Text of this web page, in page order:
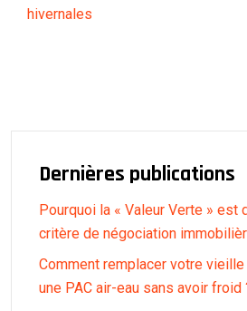
hivernales
Dernières publications
Pourquoi la « Valeur Verte » est
critère de négociation
Comment remplacer votre
une PAC air-eau sans avoir froid